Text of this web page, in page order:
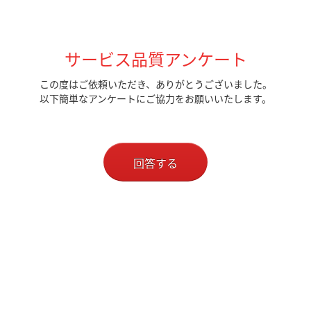
サービス品質アンケート
この度はご依頼いただき、ありがとうございました。
以下簡単なアンケートにご協力をお願いいたします。
回答する